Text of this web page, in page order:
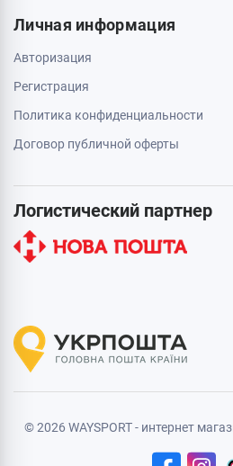
Личная информация
Авторизация
Регистрация
Политика конфиденциальности
Договор публичной оферты
Логистический партнер
© 2026 WAYSPORT - интернет